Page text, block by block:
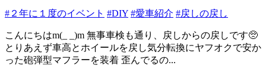
#２年に１度のイベント #DIY #愛車紹介 #戻しの戻し
こんにちはm(_ _)m 無事車検も通り、戻しからの戻しです🥺
とりあえず車高とホイールを戻し気分転換にヤフオクで安か
った砲弾型マフラーを装着 歪んでるの...